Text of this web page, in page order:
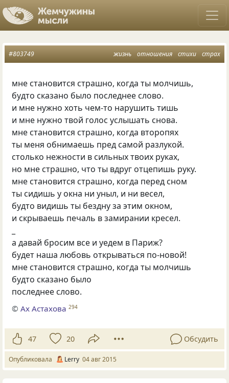
жизнь отношения стихи страх
#803749
мне становится страшно, когда ты молчишь,
будто сказано было последнее слово.
и мне нужно хоть чем-то нарушить тишь
и мне нужно твой голос услышать снова.
мне становится страшно, когда второпях
ты меня обнимаешь пред самой разлукой.
столько нежности в сильных твоих руках,
но мне страшно, что ты вдруг отцепишь руку.
мне становится страшно, когда перед сном
ты сидишь у окна ни уныл, и ни весел,
будто видишь ты бездну за этим окном,
и скрываешь печаль в замирании кресел.
а давай бросим все и уедем в Париж?
будет наша любовь открываться по-новой!
мне становится страшно, когда ты молчишь
будто сказано было
последнее слово.
©Ах Астахова 294
47 20 Обсудить
Опубликовала Lerry 04 авг 2015